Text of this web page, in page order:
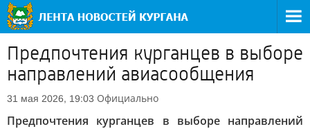
Предпочтения курганцев в выборе
направлений авиасообщения
31 мая 2026, 19:03 Официально
Предпочтения курганцев в выборе направлений